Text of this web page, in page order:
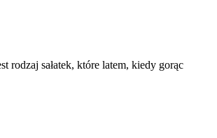
rodzaj sałatek, które latem, kiedy gorąc